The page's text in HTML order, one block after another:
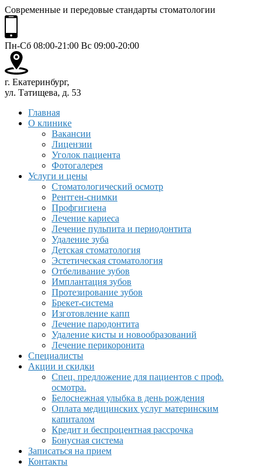
Современные и передовые стандарты стоматологии
Пн-Сб 08:00-21:00 Вс 09:00-20:00
г. Екатеринбург,
ул. Татищева, д. 53
Главная
О клинике
Вакансии
Лицензии
Уголок пациента
Фотогалерея
Услуги и цены
Стоматологический осмотр
Рентген-снимки
Профгигиена
Лечение кариеса
Лечение пульпита и периодонтита
Удаление зуба
Детская стоматология
Эстетическая стоматология
Отбеливание зубов
Имплантация зубов
Протезирование зубов
Брекет-система
Изготовление капп
Лечение пародонтита
Удаление кисты и новообразований
Лечение перикоронита
Специалисты
Акции и скидки
Спец. предложение для пациентов с проф.
осмотра.
Белоснежная улыбка в день рождения
Оплата медицинских услуг материнским
капиталом
Кредит и беспроцентная рассрочка
Бонусная система
Записаться на прием
Контакты